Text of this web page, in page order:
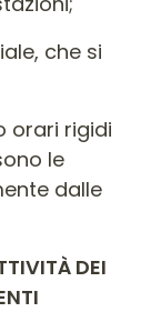
che si
orari rigidi
le
dalle
DEI